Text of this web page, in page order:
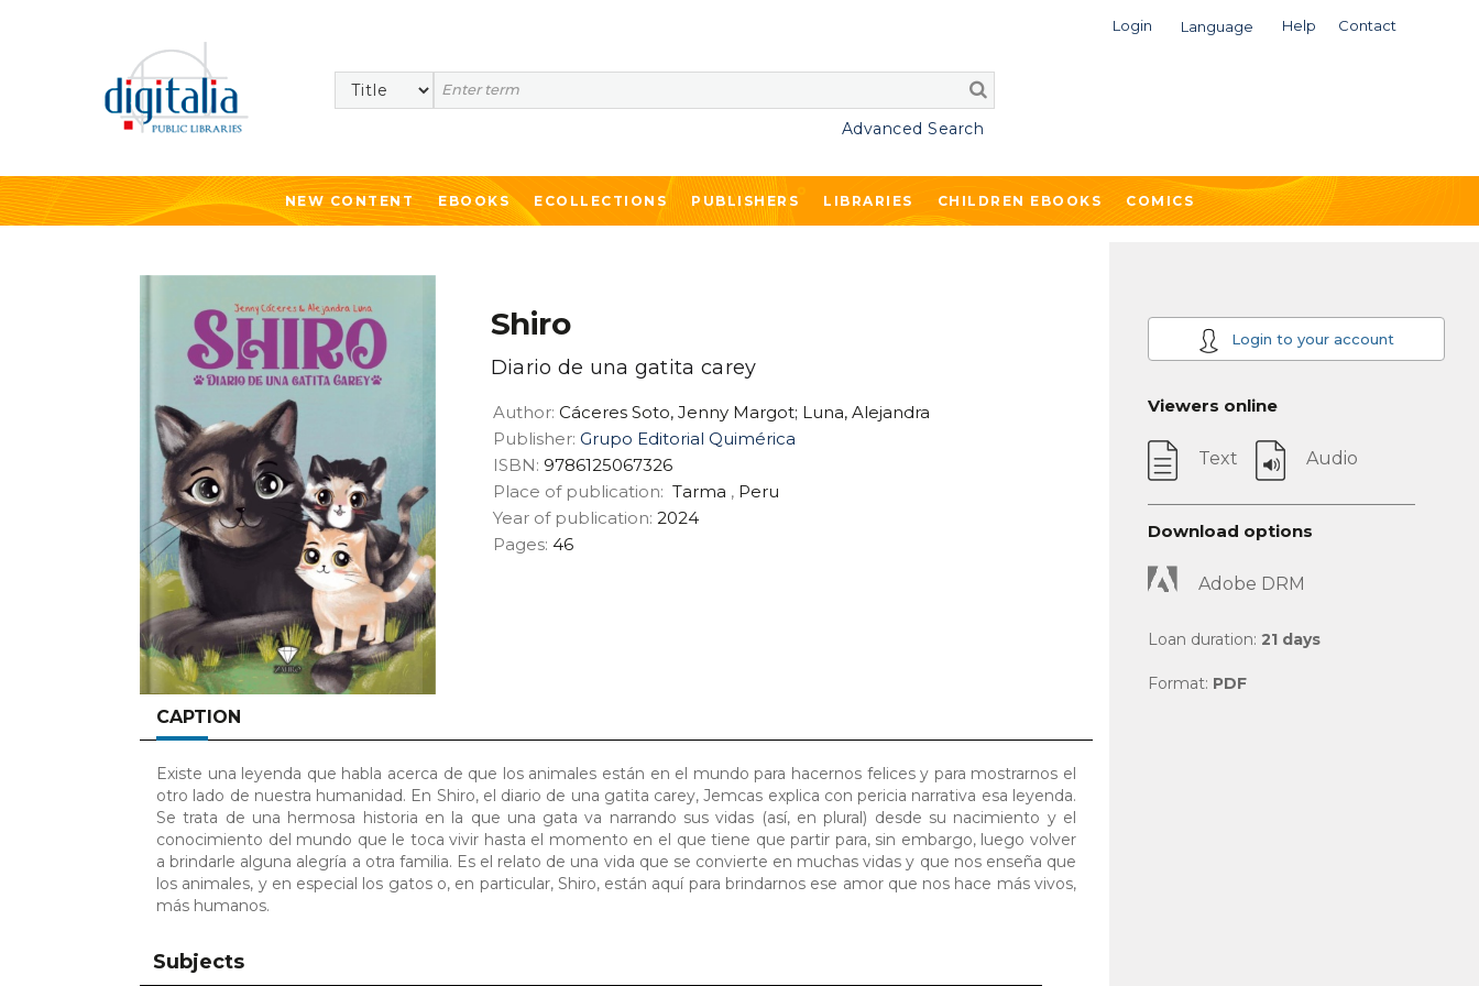
Login Language Help Contact
Search
Advanced Search
NEW CONTENT EBOOKS ECOLLECTIONS PUBLISHERS LIBRARIES CHILDREN EBOOKS COMICS
Shiro
Diario de una gatita carey
Author: Cáceres Soto, Jenny Margot; Luna, Alejandra
Publisher: Grupo Editorial Quimérica
ISBN: 9786125067326
Place of publication: Tarma , Peru
Year of publication: 2024
Pages: 46
CAPTION
Existe una leyenda que habla acerca de que los animales están en el mundo para hacernos felices y para mostrarnos el
otro lado de nuestra humanidad. En Shiro, el diario de una gatita carey, Jemcas explica con pericia narrativa esa leyenda.
Se trata de una hermosa historia en la que una gata va narrando sus vidas (así, en plural) desde su nacimiento y el
conocimiento del mundo que le toca vivir hasta el momento en el que tiene que partir para, sin embargo, luego volver
a brindarle alguna alegría a otra familia. Es el relato de una vida que se convierte en muchas vidas y que nos enseña que
los animales, y en especial los gatos o, en particular, Shiro, están aquí para brindarnos ese amor que nos hace más vivos,
más humanos.
Subjects
Login to your account
Viewers online
Text Audio
Download options
Adobe DRM
Loan duration: 21 days
Format: PDF